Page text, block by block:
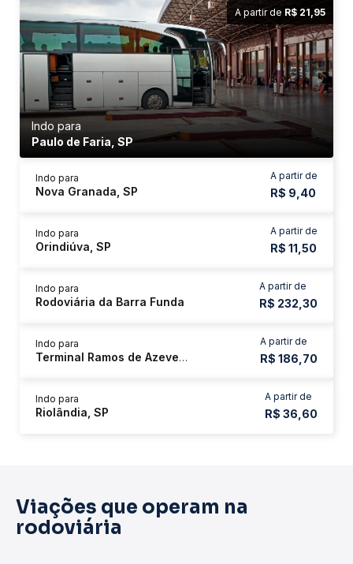
A partir de R$ 21,95
Indo para
Paulo de Faria, SP
A partir de
R$ 9,40
Indo para
Nova Granada, SP
A partir de
R$ 11,50
Indo para
Orindiúva, SP
A partir de
R$ 232,30
Indo para
Rodoviária da Barra Funda
A partir de
R$ 186,70
Indo para
Terminal Ramos de Azevedo
A partir de
R$ 36,60
Indo para
Riolândia, SP
Viações que operam na
rodoviária